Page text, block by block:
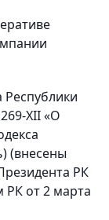
Республики
XII «О
(внесены
РК
РК от 2 марта